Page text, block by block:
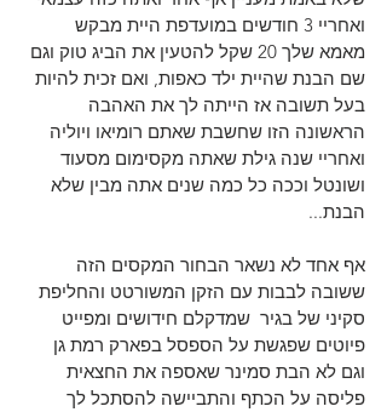
ואחריי 3 חודשים במועדפת היית מבקש
מאמא שלך 20 שקל להטעין את הביג טוק וגם
שם הבנת שהיית ילד כאפות, ואם זכית להיות
בעל תשובה אז הייתה לך את האהבה
הראשונה הזו שחשבת שאתם רומיאו ויוליה
ואחריי שנה גילת שאתה מקסימום מסעוד
ושונטל וככה כל כמה שנים אתה מבין שלא
הבנת...
אף אחד לא נשאר הבחור המקסים הזה
ששובה לבבות עם הזקן המשורטט והחליפת
סקיני של בגיר  שמדקלם חידושים ומפייט
פיוטים שפגשת על הספסל בפארק רמת גן
וגם לא הבת סמינר שאספה את החצאית
פליסה על הכתף והתביישה להסתכל לך